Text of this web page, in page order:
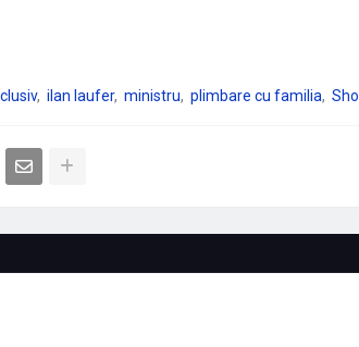
ilan laufer ministru plimbare cu familia